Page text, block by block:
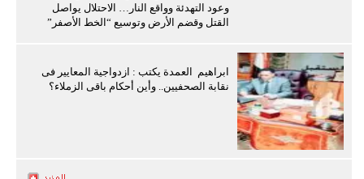
وعود التهدئة وواقع النار… الاحتلال يواصل
القتل وقضم الأرض وتوسيع “الخط الأصفر”
ابراهيم العمدة يكتب : ازدواجية المعايير فى
نقابة الصحفيين.. وأين أحكام باقى الزملاء؟